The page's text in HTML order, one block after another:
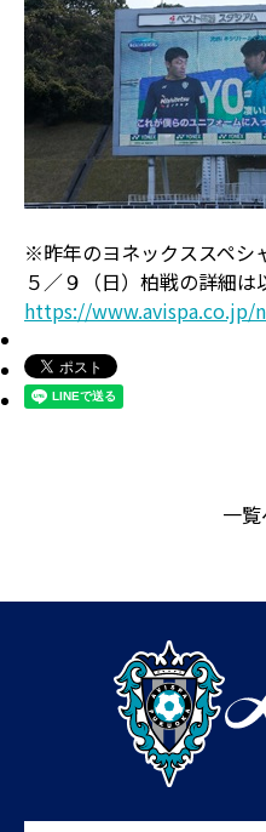
※昨年のヨネックススペシ
５／９（日）柏戦の詳細は
https://www.avispa.co.jp/
一